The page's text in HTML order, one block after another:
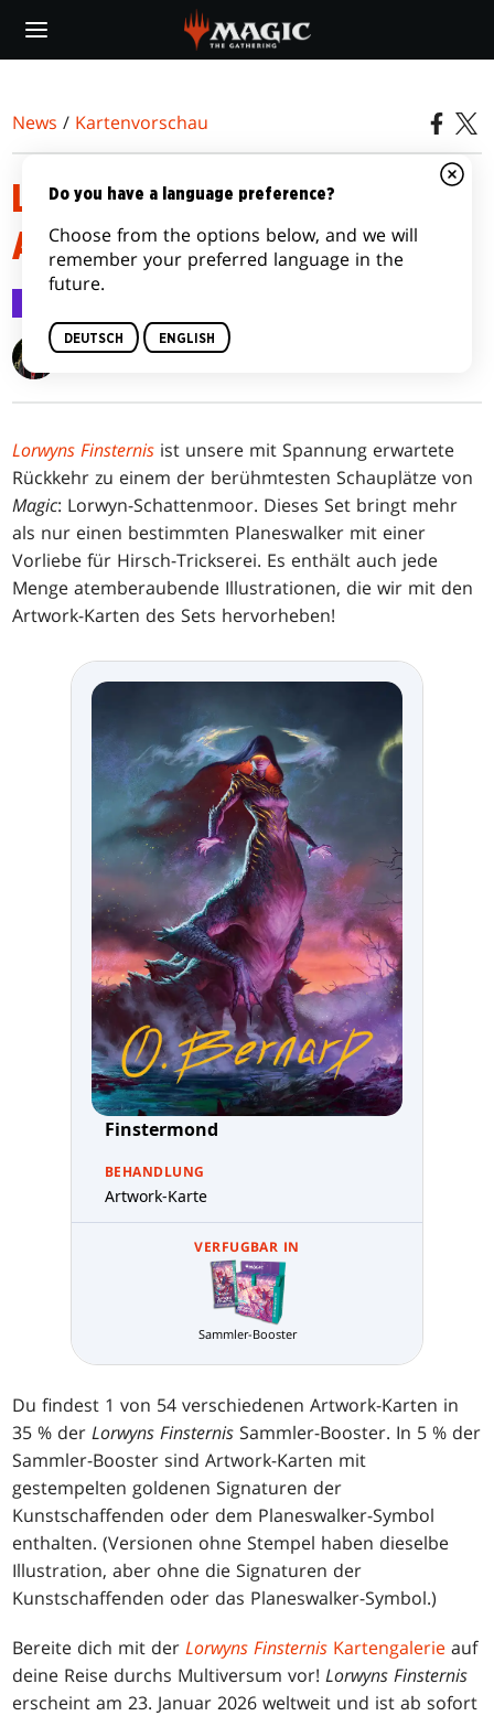
main
News / Kartenvorschau
LORWYNS FINSTERNIS
ARTWORK-KARTEN
Jubilee Finnegan
Lorwyns Finsternis ist unsere mit Spannung erwartete
Rückkehr zu einem der berühmtesten Schauplätze von
Magic: Lorwyn-Schattenmoor. Dieses Set bringt mehr
als nur einen bestimmten Planeswalker mit einer
Vorliebe für Hirsch-Trickserei. Es enthält auch jede
Menge atemberaubende Illustrationen, die wir mit den
Artwork-Karten des Sets hervorheben!
Finstermond
BEHANDLUNG
Artwork-Karte
VERFUGBAR IN
Sammler-Booster
Du findest 1 von 54 verschiedenen Artwork-Karten in
35 % derLorwyns Finsternis Sammler-Booster. In 5 % der
Sammler-Booster sind Artwork-Karten mit
gestempelten goldenen Signaturen der
Kunstschaffenden oder dem Planeswalker-Symbol
enthalten. (Versionen ohne Stempel haben dieselbe
Illustration, aber ohne die Signaturen der
Kunstschaffenden oder das Planeswalker-Symbol.)
Bereite dich mit derLorwyns Finsternis Kartengalerie auf
deine Reise durchs Multiversum vor!Lorwyns Finsternis
erscheint am 23. Januar 2026 weltweit und ist ab sofort
Do you have a language preference?
Choose from the options below, and we will
remember your preferred language in the
future.
DEUTSCH ENGLISH